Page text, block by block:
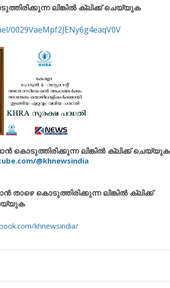
ലിങ്കിൽ ക്ലിക്ക് ചെയ്യുക
0029VaeMpf2JENy6g4eaqV0V
ലിങ്കിൽ ക്ലിക്ക് ചെയ്യുക
@khnewsindia
കൊടുത്തിരിക്കുന്ന ലിങ്കിൽ ക്ലിക്ക്
khnewsindia/